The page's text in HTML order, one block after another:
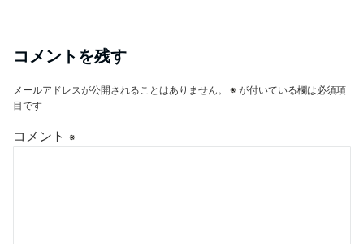
コメントを残す
メールアドレスが公開されることはありません。 ※ が付いている欄は必須項
目です
コメント ※